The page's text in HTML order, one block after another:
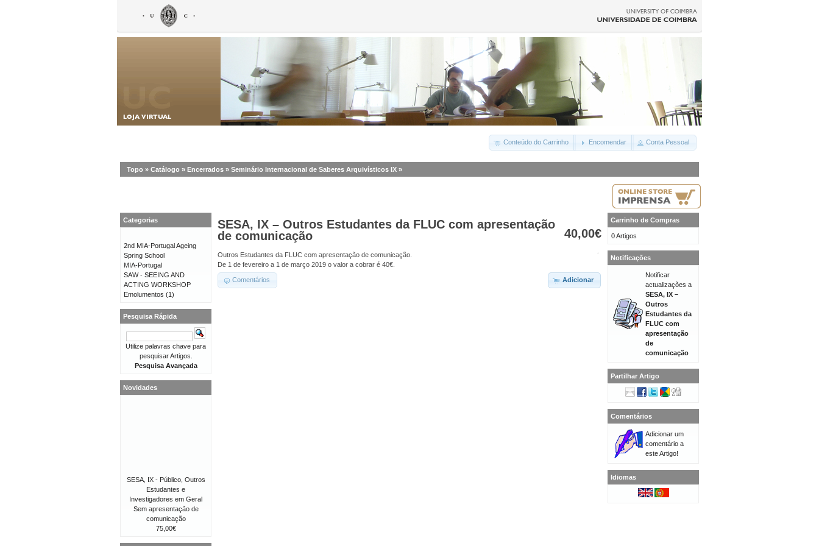
Conteúdo do Carrinho Encomendar Conta Pessoal
Topo » Catálogo » Encerrados » Seminário Internacional de Saberes Arquivísticos IX »
40,00€
SESA, IX – Outros Estudantes da FLUC com apresentação
de comunicação
Outros Estudantes da FLUC com apresentação de comunicação.
De 1 de fevereiro a 1 de março 2019 o valor a cobrar é 40€.
Adicionar
Comentários
Categorias
2nd MIA-Portugal Ageing
Spring School
MIA-Portugal
SAW - SEEING AND
ACTING WORKSHOP
Emolumentos (1)
Pesquisa Rápida
Utilize palavras chave para
pesquisar Artigos.
Pesquisa Avançada
Novidades
SESA, IX - Público, Outros
Estudantes e
Investigadores em Geral
Sem apresentação de
comunicação
75,00€
Carrinho de Compras
0 Artigos
Notificações
Notificar
actualizações a
SESA, IX –
Outros
Estudantes da
FLUC com
apresentação
de
comunicação
Partilhar Artigo
Comentários
Adicionar um
comentário a
este Artigo!
Idiomas